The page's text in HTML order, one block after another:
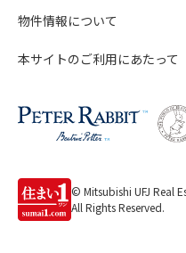
物件情報について
本サイトのご利用にあたって
© Mitsubishi UFJ Real
All Rights Reserved.